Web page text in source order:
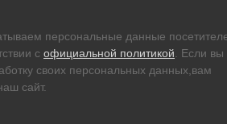
персональные данные
с официальной политикой . Если
своих персональных данных,вам
сайт.